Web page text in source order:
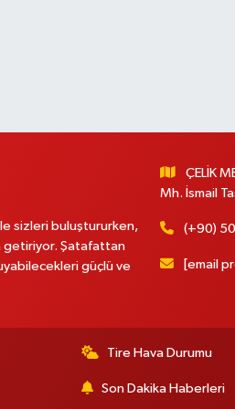
sizleri buluştururken,
getiriyor. Şatafattan
güçlü ve
ÇELİK
Mh. İsmail
(+90)
[email
Tire Hava Durumu
Son Dakika Haberleri